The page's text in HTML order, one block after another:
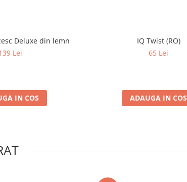
Deluxe din lemn
Lei
IN COS
IQ Twist (RO)
65 Lei
ADAUGA IN COS